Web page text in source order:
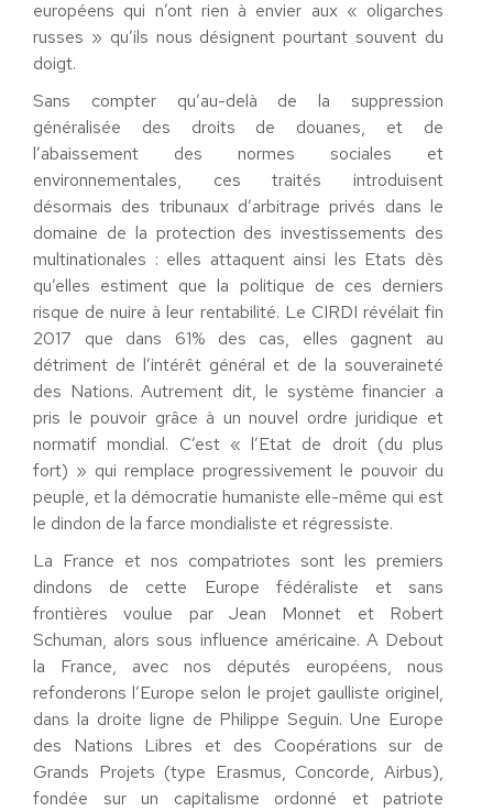
européens qui n’ont rien à envier aux « oligarches
russes » qu’ils nous désignent pourtant souvent du
doigt.
Sans compter qu’au-delà de la suppression
généralisée des droits de douanes, et de
l’abaissement des normes sociales et
environnementales, ces traités introduisent
désormais des tribunaux d’arbitrage privés dans le
domaine de la protection des investissements des
multinationales : elles attaquent ainsi les Etats dès
qu’elles estiment que la politique de ces derniers
risque de nuire à leur rentabilité. Le CIRDI révélait fin
2017 que dans 61% des cas, elles gagnent au
détriment de l’intérêt général et de la souveraineté
des Nations. Autrement dit, le système financier a
pris le pouvoir grâce à un nouvel ordre juridique et
normatif mondial. C’est « l’Etat de droit (du plus
fort) » qui remplace progressivement le pouvoir du
peuple, et la démocratie humaniste elle-même qui est
le dindon de la farce mondialiste et régressiste.
La France et nos compatriotes sont les premiers
dindons de cette Europe fédéraliste et sans
frontières voulue par Jean Monnet et Robert
Schuman, alors sous influence américaine. A Debout
la France, avec nos députés européens, nous
refonderons l’Europe selon le projet gaulliste originel,
dans la droite ligne de Philippe Seguin. Une Europe
des Nations Libres et des Coopérations sur de
Grands Projets (type Erasmus, Concorde, Airbus),
fondée sur un capitalisme ordonné et patriote